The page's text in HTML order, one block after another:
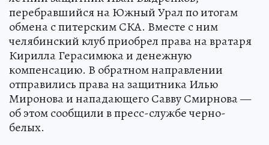
перебравшийся на Южный Урал по итогам
обмена с питерским СКА. Вместе с ним
челябинский клуб приобрел права на вратаря
Кирилла Герасимюка и денежную
компенсацию. В обратном направлении
отправились права на защитника Илью
Миронова и нападающего Савву Смирнова —
об этом сообщили в пресс-службе черно-
белых.